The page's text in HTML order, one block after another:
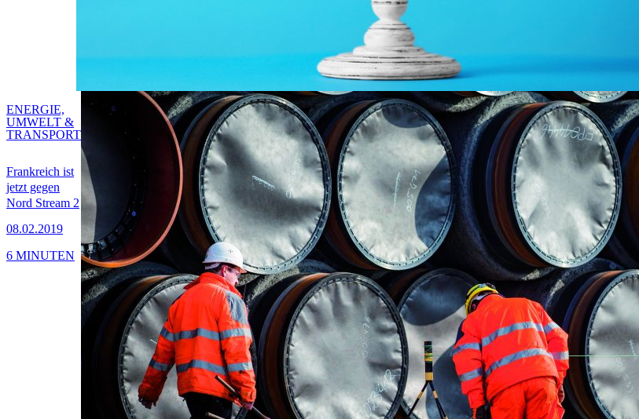
Frankreich ist
jetzt gegen
Nord Stream 2
08.02.2019
ENERGIE,
UMWELT &
TRANSPORT
6 MINUTEN